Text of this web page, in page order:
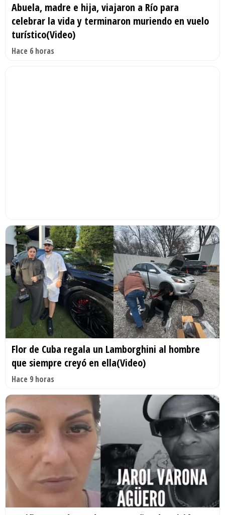
Abuela, madre e hija, viajaron a Río para
celebrar la vida y terminaron muriendo en vuelo
turístico(Video)
Hace 6 horas
Flor de Cuba regala un Lamborghini al hombre
que siempre creyó en ella(Video)
Hace 9 horas